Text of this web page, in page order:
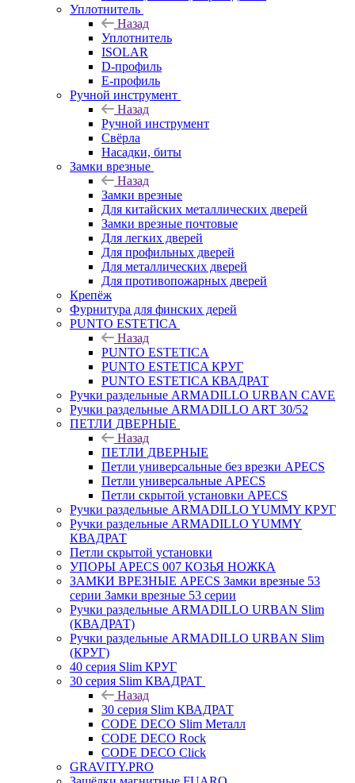
Уплотнитель
Назад
Уплотнитель
ISOLAR
D-профиль
Е-профиль
Ручной инструмент
Назад
Ручной инструмент
Свёрла
Насадки, биты
Замки врезные
Назад
Замки врезные
Для китайских металлических дверей
Замки врезные почтовые
Для легких дверей
Для профильных дверей
Для металлических дверей
Для противопожарных дверей
Крепёж
Фурнитура для финских дерей
PUNTO ESTETICA
Назад
PUNTO ESTETICA
PUNTO ESTETICA КРУГ
PUNTO ESTETICA КВАДРАТ
Ручки раздельные ARMADILLO URBAN CAVE
Ручки раздельные ARMADILLO ART 30/52
ПЕТЛИ ДВЕРНЫЕ
Назад
ПЕТЛИ ДВЕРНЫЕ
Петли универсальные без врезки APECS
Петли универсальные APECS
Петли скрытой установки APECS
Ручки раздельные ARMADILLO YUMMY КРУГ
Ручки раздельные ARMADILLO YUMMY
КВАДРАТ
Петли скрытой установки
УПОРЫ APECS 007 КОЗЬЯ НОЖКА
ЗАМКИ ВРЕЗНЫЕ APECS Замки врезные 53
серии Замки врезные 53 серии
Ручки раздельные ARMADILLO URBAN Slim
(КВАДРАТ)
Ручки раздельные ARMADILLO URBAN Slim
(КРУГ)
40 серия Slim КРУГ
30 серия Slim КВАДРАТ
Назад
30 серия Slim КВАДРАТ
CODE DECO Slim Металл
CODE DECO Rock
CODE DECO Click
GRAVITY.PRO